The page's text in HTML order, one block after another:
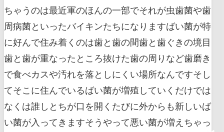
ちゃうのは最近軍のほんの一部でそれが虫歯菌や歯
周病菌といったバイキンたちになりますばい菌が特
に好んで住み着くのは歯と歯の間歯と歯ぐきの境目
歯と歯が重なったところ抜けた歯の周りなど歯磨き
で食べカスや汚れを落としにくい場所なんですそし
てそこに住んでいるばい菌が増殖していくだけでは
なくは誰しとちが口を開くたびに外からも新しいば
い菌が入ってきますそうやって悪い菌が増えちゃっ